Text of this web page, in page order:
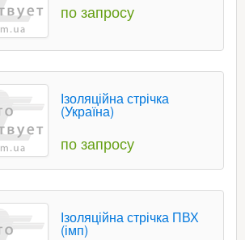
по запросу
Ізоляційна стрічка
(Україна)
по запросу
Ізоляційна стрічка ПВХ
(імп)